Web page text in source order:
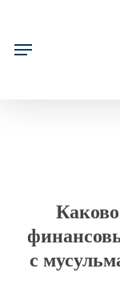
main
с